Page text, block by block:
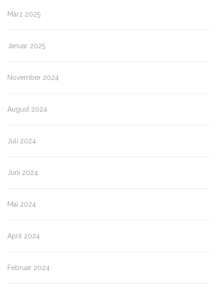
März 2025
Januar 2025
November 2024
August 2024
Juli 2024
Juni 2024
Mai 2024
April 2024
Februar 2024